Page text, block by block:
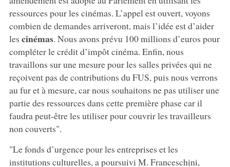
ressources pour les cinémas. L’appel est ouvert, voyons
combien de demandes arriveront, mais l’idée est d’aider
les cinémas. Nous avons prévu 100 millions d’euros pour
compléter le crédit d’impôt cinéma. Enfin, nous
travaillons sur une mesure pour les salles privées qui ne
reçoivent pas de contributions du FUS, puis nous verrons
au fur et à mesure, car nous souhaitons ne pas utiliser une
partie des ressources dans cette première phase car il
faudra peut-être les utiliser pour couvrir les travailleurs
non couverts".
"Le fonds d’urgence pour les entreprises et les
institutions culturelles, a poursuivi M. Franceschini,